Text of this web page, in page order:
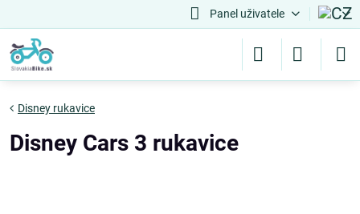
Panel uživatele
Disney rukavice
Disney Cars 3 rukavice